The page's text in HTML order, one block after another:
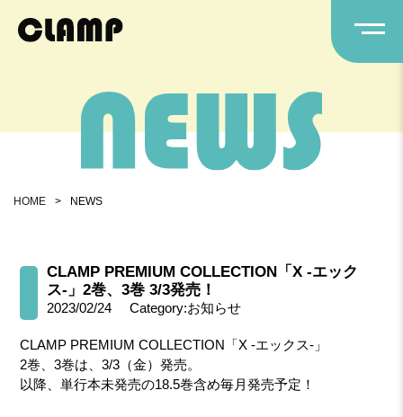
HOME > NEWS
CLAMP PREMIUM COLLECTION「X -エック
ス-」2巻、3巻 3/3発売！
2023/02/24 Category:お知らせ
CLAMP PREMIUM COLLECTION「X -エックス-」
2巻、3巻は、3/3（金）発売。
以降、単行本未発売の18.5巻含め毎月発売予定！